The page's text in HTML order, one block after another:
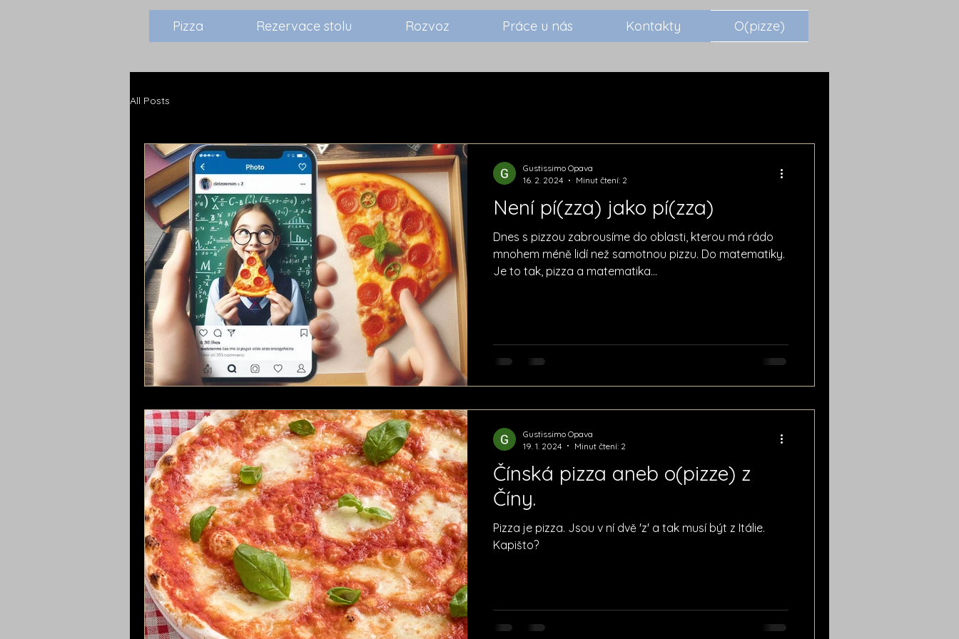
Pizza Rezervace stolu Rozvoz Práce u nás Kontakty O(pizze)
All Posts
Není pí(zza) jako pí(zza)
Dnes s pizzou zabrousíme do oblasti, kterou má rádo
mnohem méně lidí než samotnou pizzu. Do matematiky.
Je to tak, pizza a matematika...
Gustissimo Opava
16. 2. 2024
Minut čtení: 2
Čínská pizza aneb o(pizze) z
Číny.
Pizza je pizza. Jsou v ní dvě 'z' a tak musí být z Itálie.
Kapišto?
Gustissimo Opava
19. 1. 2024
Minut čtení: 2